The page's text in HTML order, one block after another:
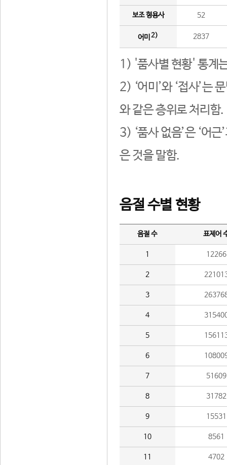
보조 형용사 52
어미 2) 2837
1) '품사별 현황' 통계
2) ‘어미’와 ‘접사’는
와 같은 층위로 처리함.
3) ‘품사 없음’은 ‘어
은 것을 말함.
음절 수별 현황
음절 수 표제어
1 12266
2
3
4
5
6
7 51609
8 31782
9 15531
10 8561
11 4702